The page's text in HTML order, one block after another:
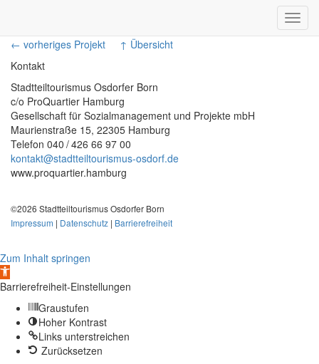
← vorheriges Projekt
↑ Übersicht
Kontakt
Stadtteiltourismus Osdorfer Born
c/o ProQuartier Hamburg
Gesellschaft für Sozialmanagement und Projekte mbH
Maurienstraße 15, 22305 Hamburg
Telefon 040 / 426 66 97 00
kontakt@stadtteiltourismus-osdorf.de
www.proquartier.hamburg
©2026 Stadtteiltourismus Osdorfer Born
Impressum | Datenschutz | Barrierefreiheit
Zum Inhalt springen
Werkzeugleiste
öffnen
Barrierefreiheit-Einstellungen
Graustufen
Hoher Kontrast
Links unterstreichen
Zurücksetzen